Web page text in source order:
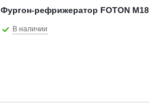
Фургон-рефрижератор FOTON M18
В наличии